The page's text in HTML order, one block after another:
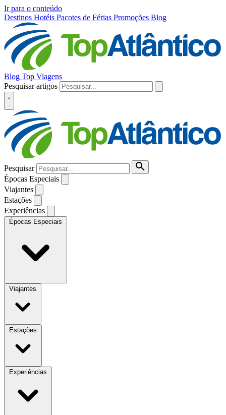
Ir para o conteúdo
Destinos Hotéis Pacotes de Férias Promoções Blog
Blog Top Viagens
Pesquisar artigos
Pesquisar
Épocas Especiais
Viajantes
Estações
Experiências
Épocas Especiais
Viajantes
Estações
Experiências